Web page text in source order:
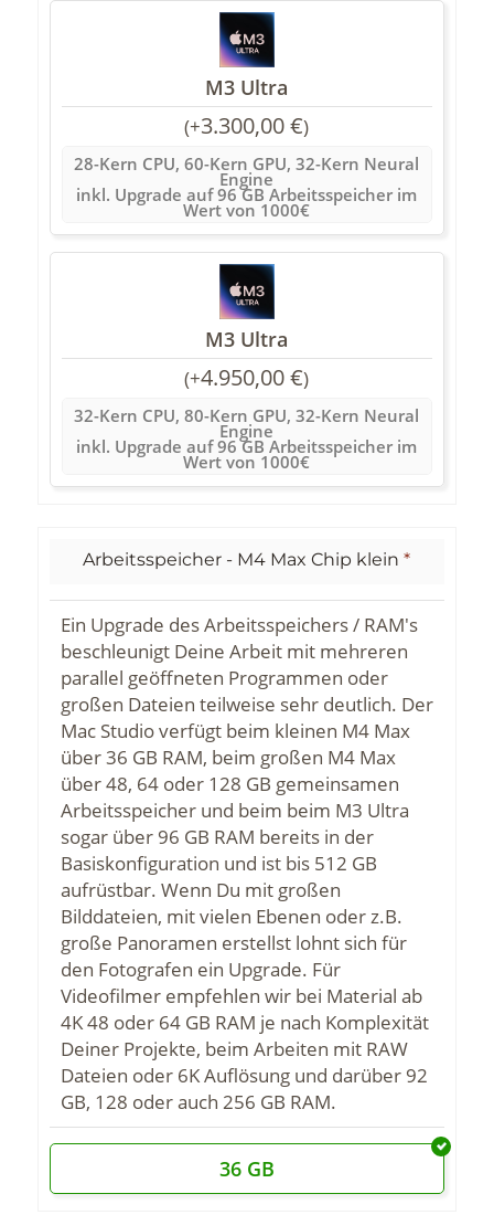
M3 Ultra
(+3.300,00€)
28-Kern CPU, 60-Kern GPU, 32-Kern Neural
Engine
inkl. Upgrade auf 96 GB Arbeitsspeicher im
Wert von 1000€
M3 Ultra
(+4.950,00€)
32-Kern CPU, 80-Kern GPU, 32-Kern Neural
Engine
inkl. Upgrade auf 96 GB Arbeitsspeicher im
Wert von 1000€
Arbeitsspeicher - M4 Max Chip klein *
Ein Upgrade des Arbeitsspeichers / RAM's
beschleunigt Deine Arbeit mit mehreren
parallel geöffneten Programmen oder
großen Dateien teilweise sehr deutlich. Der
Mac Studio verfügt beim kleinen M4 Max
über 36 GB RAM, beim großen M4 Max
über 48, 64 oder 128 GB gemeinsamen
Arbeitsspeicher und beim beim M3 Ultra
sogar über 96 GB RAM bereits in der
Basiskonfiguration und ist bis 512 GB
aufrüstbar. Wenn Du mit großen
Bilddateien, mit vielen Ebenen oder z.B.
große Panoramen erstellst lohnt sich für
den Fotografen ein Upgrade. Für
Videofilmer empfehlen wir bei Material ab
4K 48 oder 64 GB RAM je nach Komplexität
Deiner Projekte, beim Arbeiten mit RAW
Dateien oder 6K Auflösung und darüber 92
GB, 128 oder auch 256 GB RAM.
36 GB